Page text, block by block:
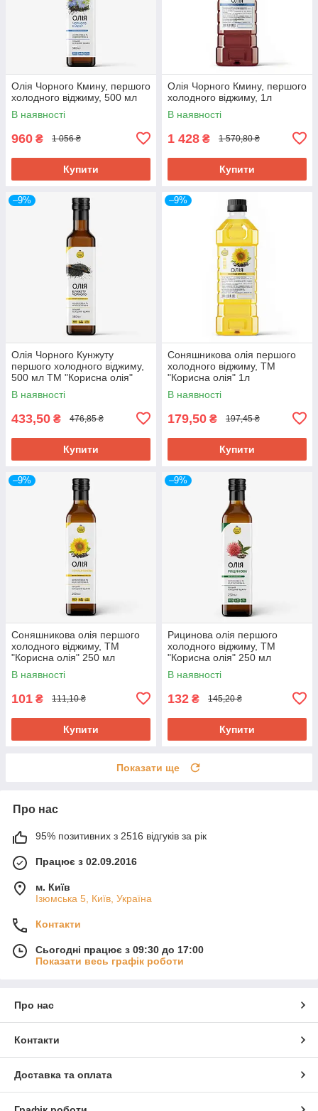
Олія Чорного Кмину, першого
холодного віджиму, 500 мл
В наявності
960 ₴ 1 056 ₴
Купити
Олія Чорного Кмину, першого
холодного віджиму, 1л
В наявності
1 428 ₴ 1 570,80 ₴
Купити
–9%
Олія Чорного Кунжуту
першого холодного віджиму,
500 мл ТМ "Корисна олія"
В наявності
433,50 ₴ 476,85 ₴
Купити
–9%
Соняшникова олія першого
холодного віджиму, ТМ
"Корисна олія" 1л
В наявності
179,50 ₴ 197,45 ₴
Купити
–9%
Соняшникова олія першого
холодного віджиму, ТМ
"Корисна олія" 250 мл
В наявності
101 ₴ 111,10 ₴
Купити
–9%
Рицинова олія першого
холодного віджиму, ТМ
"Корисна олія" 250 мл
В наявності
132 ₴ 145,20 ₴
Купити
Показати ще
Про нас
95% позитивних з 2516 відгуків за рік
Працює з 02.09.2016
м. Київ
Ізюмська 5, Київ, Україна
Контакти
Сьогодні працює з 09:30 до 17:00
Показати весь графік роботи
Про нас
Контакти
Доставка та оплата